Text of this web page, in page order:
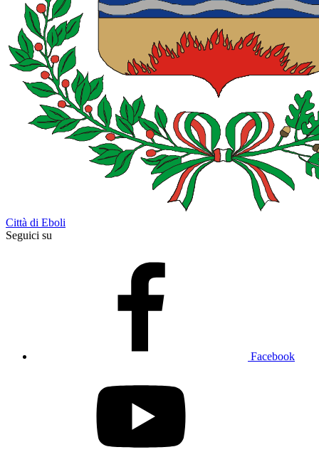
Città di Eboli
Seguici su
Facebook